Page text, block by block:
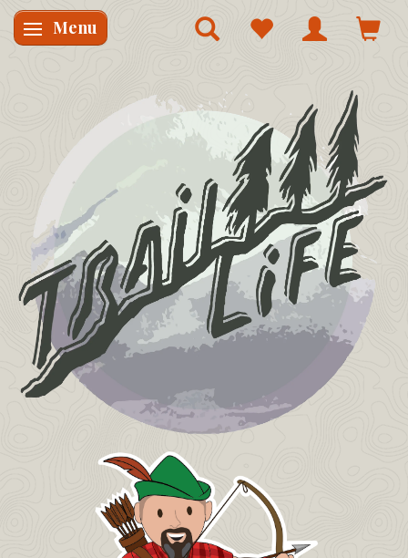
Skifte navigation
Menu